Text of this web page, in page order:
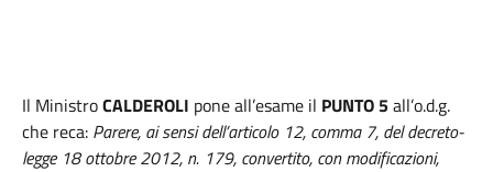
Il MinistroCALDEROLI pone all’esame il PUNTO 5all’o.d.g.
che reca: Parere, ai sensi dell’articolo 12, comma 7, del decreto-
legge 18 ottobre 2012, n. 179, convertito, con modificazioni,